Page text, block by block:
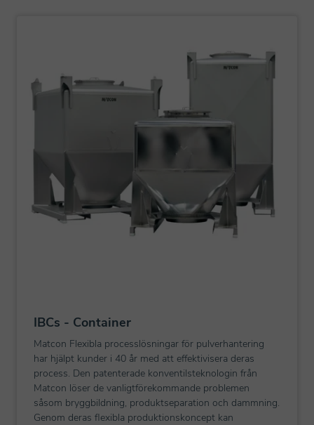
IBCs - Container
Matcon Flexibla processlösningar för pulverhantering
har hjälpt kunder i 40 år med att effektivisera deras
process. Den patenterade konventilsteknologin från
Matcon löser de vanligtförekommande problemen
såsom bryggbildning, produktseparation och dammning.
Genom deras flexibla produktionskoncept kan